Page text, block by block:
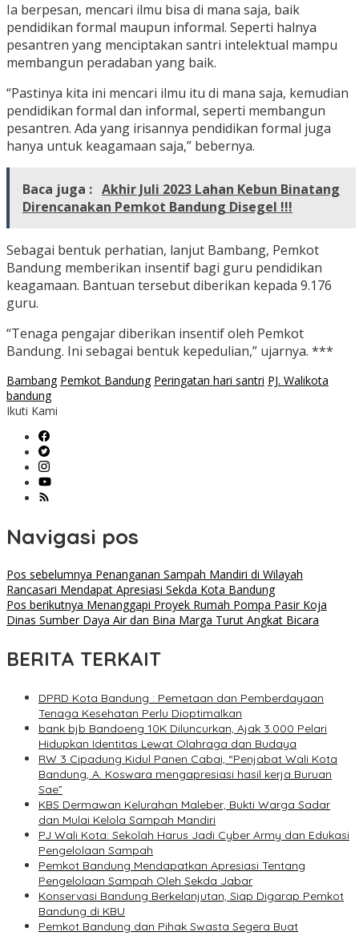
Ia berpesan, mencari ilmu bisa di mana saja, baik
pendidikan formal maupun informal. Seperti halnya
pesantren yang menciptakan santri intelektual mampu
membangun peradaban yang baik.
“Pastinya kita ini mencari ilmu itu di mana saja, kemudian
pendidikan formal dan informal, seperti membangun
pesantren. Ada yang irisannya pendidikan formal juga
hanya untuk keagamaan saja,” bebernya.
Baca juga : Akhir Juli 2023 Lahan Kebun Binatang
Direncanakan Pemkot Bandung Disegel !!!
Sebagai bentuk perhatian, lanjut Bambang, Pemkot
Bandung memberikan insentif bagi guru pendidikan
keagamaan. Bantuan tersebut diberikan kepada 9.176
guru.
“Tenaga pengajar diberikan insentif oleh Pemkot
Bandung. Ini sebagai bentuk kepedulian,” ujarnya. ***
Bambang Pemkot Bandung Peringatan hari santri PJ. Walikota
bandung
Ikuti Kami
Navigasi pos
Pos sebelumnya Penanganan Sampah Mandiri di Wilayah
Rancasari Mendapat Apresiasi Sekda Kota Bandung
Pos berikutnya Menanggapi Proyek Rumah Pompa Pasir Koja
Dinas Sumber Daya Air dan Bina Marga Turut Angkat Bicara
BERITA TERKAIT
DPRD Kota Bandung : Pemetaan dan Pemberdayaan
Tenaga Kesehatan Perlu Dioptimalkan
bank bjb Bandoeng 10K Diluncurkan, Ajak 3.000 Pelari
Hidupkan Identitas Lewat Olahraga dan Budaya
RW 3 Cipadung Kidul Panen Cabai, “Penjabat Wali Kota
Bandung, A. Koswara mengapresiasi hasil kerja Buruan
Sae”
KBS Dermawan Kelurahan Maleber, Bukti Warga Sadar
dan Mulai Kelola Sampah Mandiri
PJ Wali Kota: Sekolah Harus Jadi Cyber Army dan Edukasi
Pengelolaan Sampah
Pemkot Bandung Mendapatkan Apresiasi Tentang
Pengelolaan Sampah Oleh Sekda Jabar
Konservasi Bandung Berkelanjutan, Siap Digarap Pemkot
Bandung di KBU
Pemkot Bandung dan Pihak Swasta Segera Buat